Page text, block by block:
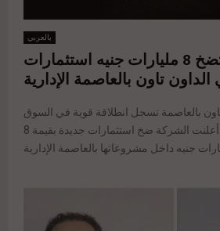
بالعربي
جولدن تاون تضخ 8 مليارات جنيه استثمارات
تاون بالعاصمة الإدارية
بالعاصمة تسجل انطلاقة قوية في السوق
العقاري المصري، بعدما أعلنت الشركة ضخ استثمارات جديدة بقيمة 8